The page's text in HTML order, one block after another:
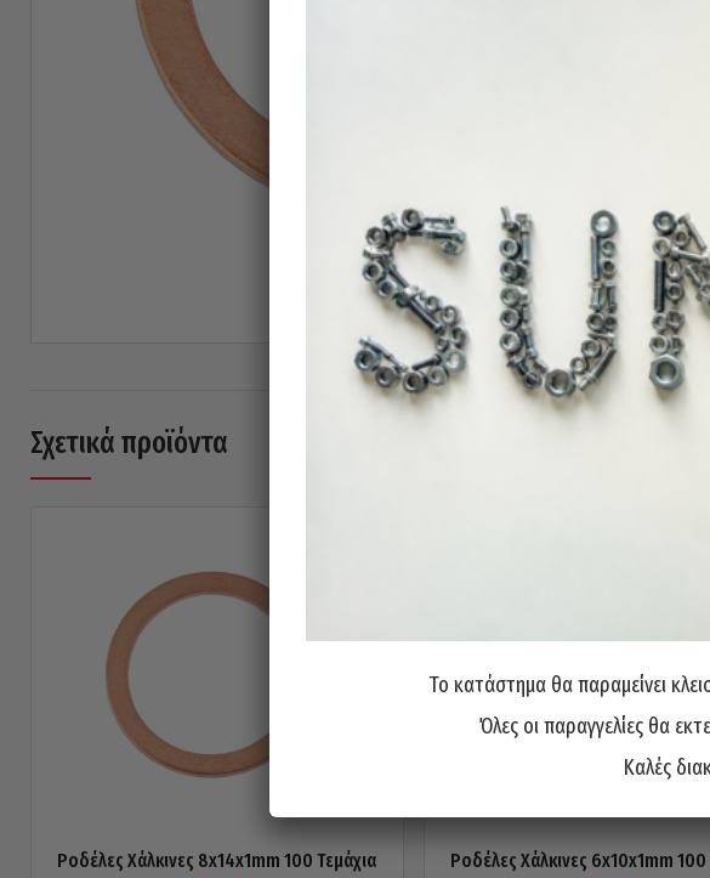
Σχετικά προϊόντα
Ροδέλες Χάλκινες 8x14x1mm 100 Τεμάχια Ροδέλες Χάλκινες 6x10x1mm 100
Το κατάστημα θα παραμείνει
Όλες οι παραγγελίες θα
Καλές